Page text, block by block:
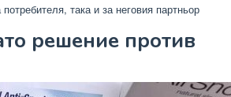
така и за неговия партньор
решение против